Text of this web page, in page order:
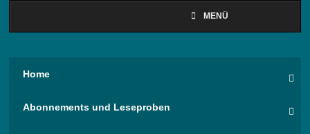
MENÜ
Home
Abonnements und Leseproben